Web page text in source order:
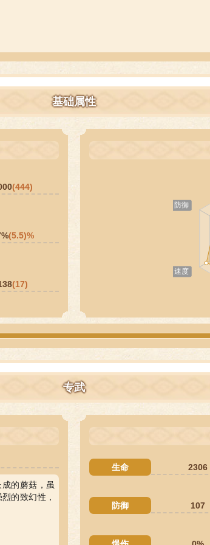
基础属性
(444)
(5.5)%
(17)
专武
的蘑菇，虽
的致幻性，
生命 2306
防御 107